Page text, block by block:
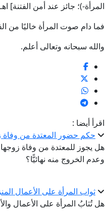
المرأة-)؛ جائز عند أمن الفتنة]
فما دام صوت المرأة خاليًا من
والله سبحانه وتعالى أعلم.
اقرأ أيضا :
حكم حضور المعتدة من وفاة
هل يجوز للمعتدة من وفاة
وعدم الخروج منه نهائيًّا؟
ثواب المرأة على الأعمال
هل تُثابُ المرأة على الأعمال